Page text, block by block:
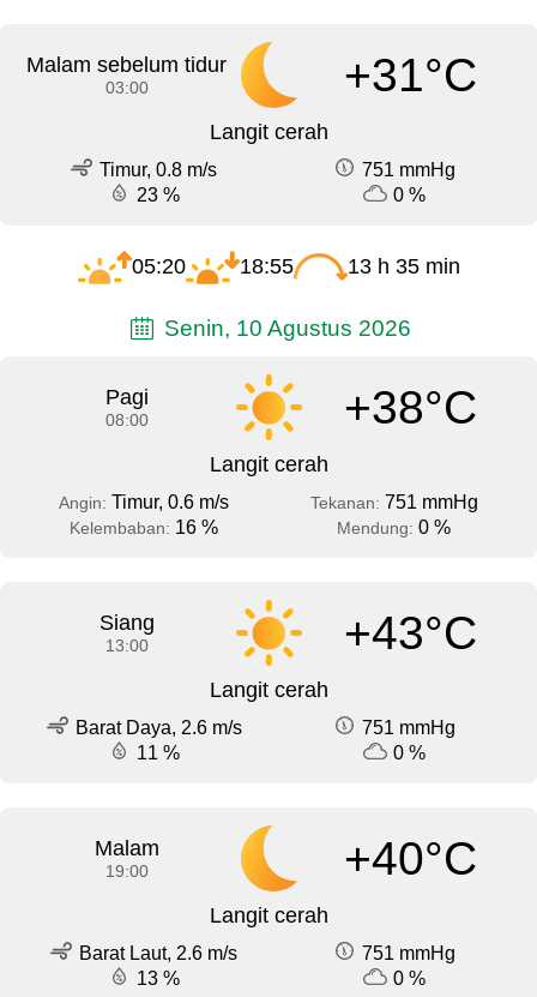
Malam sebelum tidur
03:00 +31°C
Langit cerah
Timur, 0.8 m/s
751 mmHg
23 %
0 %
05:20 18:55 13 h 35 min
Senin, 10 Agustus 2026
Pagi
08:00 +38°C
Langit cerah
Angin: Timur, 0.6 m/s Tekanan: 751 mmHg
Kelembaban: 16 % Mendung: 0 %
Siang
13:00 +43°C
Langit cerah
Barat Daya, 2.6 m/s
751 mmHg
11 %
0 %
Malam
19:00 +40°C
Langit cerah
Barat Laut, 2.6 m/s
751 mmHg
13 %
0 %